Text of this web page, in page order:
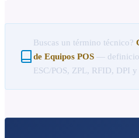
Buscas un término técnico?
de Equipos POS —
ESC/POS, ZPL, RFID, DPI y